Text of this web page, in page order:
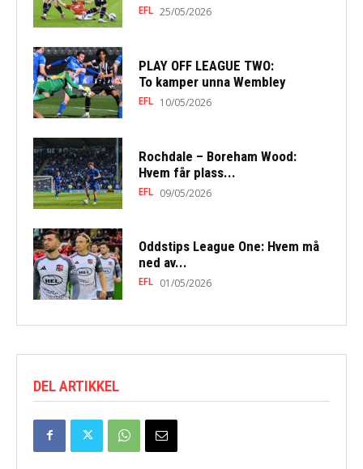
EFL 25/05/2026
PLAY OFF LEAGUE TWO:
To kamper unna Wembley
EFL 10/05/2026
Rochdale – Boreham Wood:
Hvem får plass...
EFL 09/05/2026
Oddstips League One: Hvem må
ned av...
EFL 01/05/2026
DEL ARTIKKEL